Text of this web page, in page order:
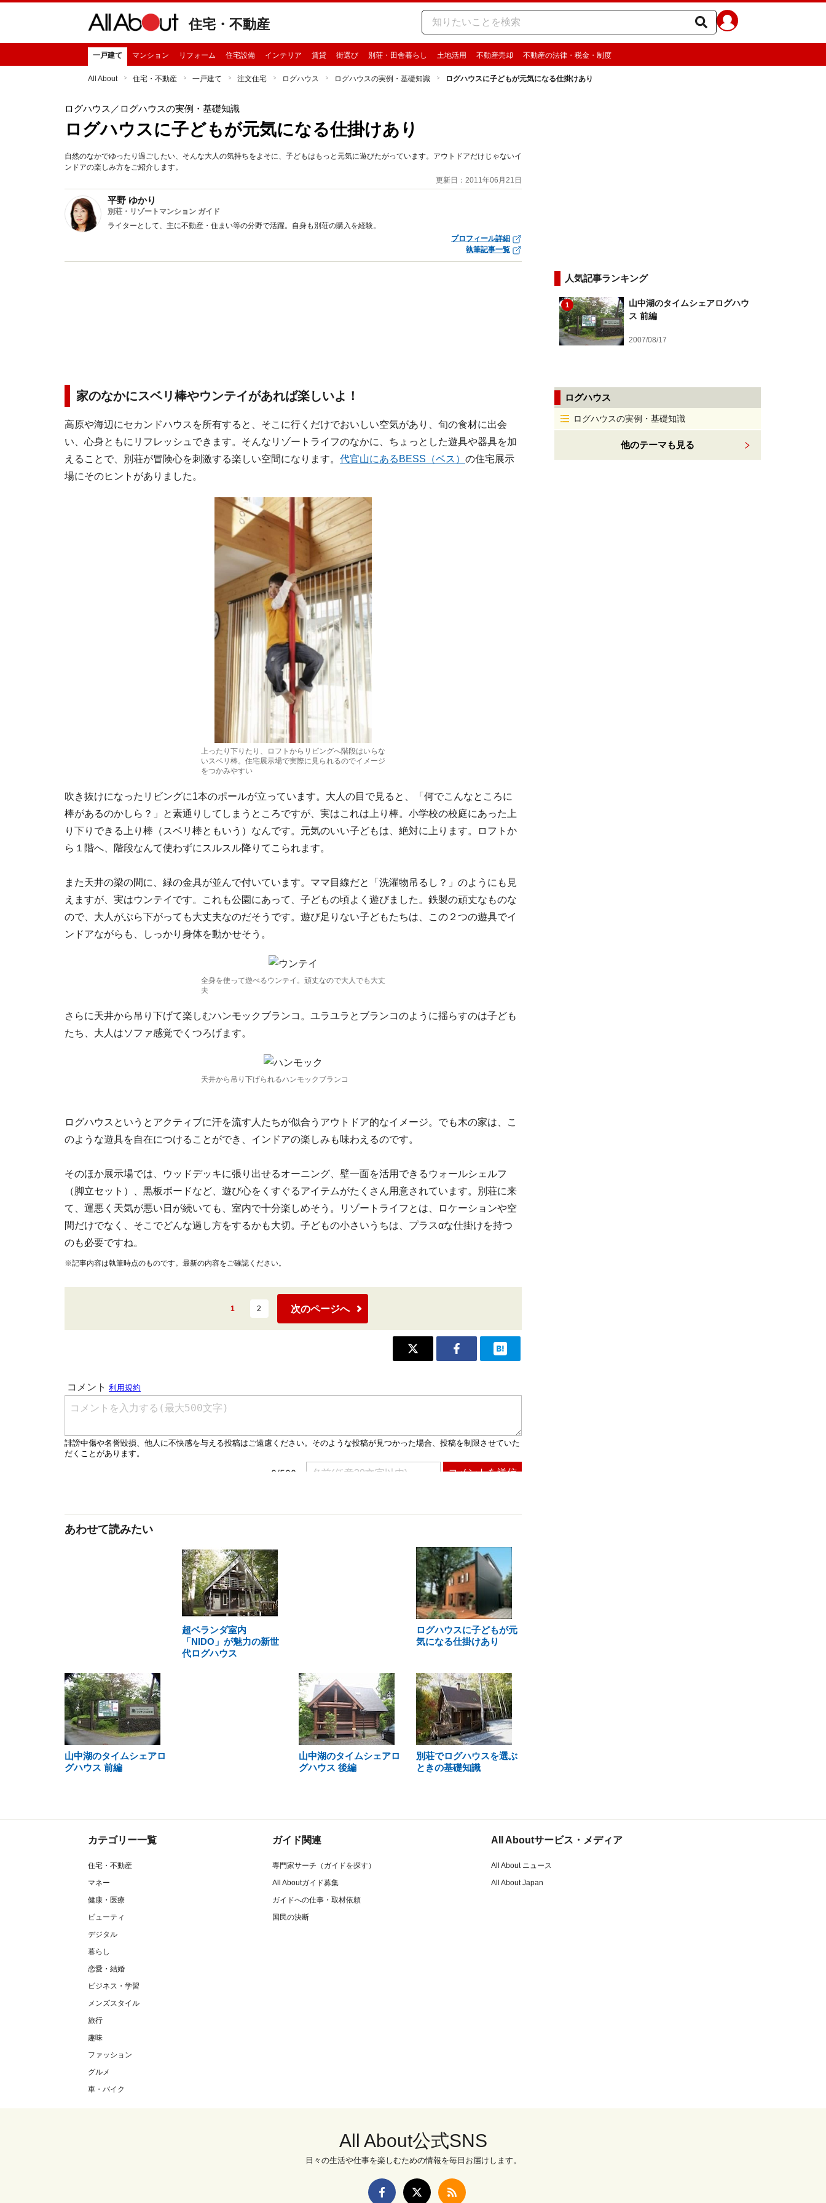
住宅・不動産
一戸建て マンション リフォーム 住宅設備 インテリア 賃貸 街選び 別荘・田舎暮らし 土地活用 不動産売却 不動産の法律・税金・制度
All About 住宅・不動産 一戸建て 注文住宅 ログハウス ログハウスの実例・基礎知識 ログハウスに子どもが元気になる仕掛けあり
ログハウス ／ログハウスの実例・基礎知識
ログハウスに子どもが元気になる仕掛けあり
自然のなかでゆったり過ごしたい、そんな大人の気持ちをよそに、子どもはもっと元気に遊びたがっています。アウトドアだけじゃないイ
ンドアの楽しみ方をご紹介します。
更新日：2011年06月21日
平野 ゆかり
別荘・リゾートマンション ガイド
ライターとして、主に不動産・住まい等の分野で活躍。自身も別荘の購入を経験。
プロフィール詳細
執筆記事一覧
家のなかにスベリ棒やウンテイがあれば楽しいよ！
高原や海辺にセカンドハウスを所有すると、そこに行くだけでおいしい空気があり、旬の食材に出会
い、心身ともにリフレッシュできます。そんなリゾートライフのなかに、ちょっとした遊具や器具を加
えることで、別荘が冒険心を刺激する楽しい空間になります。 代官山にあるBESS（ベス） の住宅展示
場にそのヒントがありました。
上ったり下りたり、ロフトからリビングへ階段はいらな
いスベリ棒。住宅展示場で実際に見られるのでイメージ
をつかみやすい
吹き抜けになったリビングに1本のポールが立っています。大人の目で見ると、「何でこんなところに
棒があるのかしら？」と素通りしてしまうところですが、実はこれは上り棒。小学校の校庭にあった上
り下りできる上り棒（スベリ棒ともいう）なんです。元気のいい子どもは、絶対に上ります。ロフトか
ら１階へ、階段なんて使わずにスルスル降りてこられます。
また天井の梁の間に、緑の金具が並んで付いています。ママ目線だと「洗濯物吊るし？」のようにも見
えますが、実はウンテイです。これも公園にあって、子どもの頃よく遊びました。鉄製の頑丈なものな
ので、大人がぶら下がっても大丈夫なのだそうです。遊び足りない子どもたちは、この２つの遊具でイ
ンドアながらも、しっかり身体を動かせそう。
全身を使って遊べるウンテイ。頑丈なので大人でも大丈
夫
さらに天井から吊り下げて楽しむハンモックブランコ。ユラユラとブランコのように揺らすのは子ども
たち、大人はソファ感覚でくつろげます。
天井から吊り下げられるハンモックブランコ
ログハウスというとアクティブに汗を流す人たちが似合うアウトドア的なイメージ。でも木の家は、こ
のような遊具を自在につけることができ、インドアの楽しみも味わえるのです。
そのほか展示場では、ウッドデッキに張り出せるオーニング、壁一面を活用できるウォールシェルフ
（脚立セット）、黒板ボードなど、遊び心をくすぐるアイテムがたくさん用意されています。別荘に来
て、運悪く天気が悪い日が続いても、室内で十分楽しめそう。リゾートライフとは、ロケーションや空
間だけでなく、そこでどんな過し方をするかも大切。子どもの小さいうちは、プラスαな仕掛けを持つ
のも必要ですね。
※記事内容は執筆時点のものです。最新の内容をご確認ください。
1 2 次のページへ
あわせて読みたい
超ベランダ室内
「NIDO」が魅力の新世
代ログハウス
ログハウスに子どもが元
気になる仕掛けあり
山中湖のタイムシェアロ
グハウス 前編
山中湖のタイムシェアロ
グハウス 後編
別荘でログハウスを選ぶ
ときの基礎知識
人気記事ランキング
1
山中湖のタイムシェアログハウ
ス 前編
2007/08/17
ログハウス
ログハウスの実例・基礎知識
他のテーマも見る
カテゴリー一覧
住宅・不動産
マネー
健康・医療
ビューティ
デジタル
暮らし
恋愛・結婚
ビジネス・学習
メンズスタイル
旅行
趣味
ファッション
グルメ
車・バイク
ガイド関連
専門家サーチ（ガイドを探す）
All Aboutガイド募集
ガイドへの仕事・取材依頼
国民の決断
All Aboutサービス・メディア
All About ニュース
All About Japan
All About公式SNS
日々の生活や仕事を楽しむための情報を毎日お届けします。